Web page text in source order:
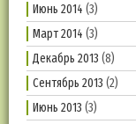
Июнь 2014 (3)
Март 2014 (3)
Декабрь 2013 (8)
Сентябрь 2013 (2)
Июнь 2013 (3)